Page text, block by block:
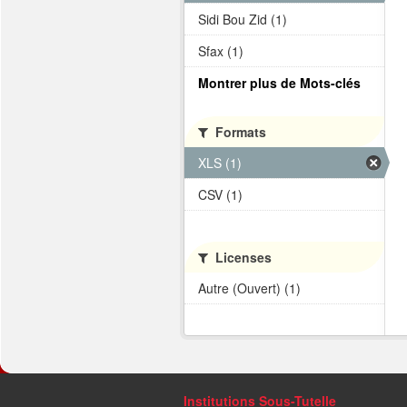
Sidi Bou Zid (1)
Sfax (1)
Montrer plus de Mots-clés
Formats
XLS (1)
CSV (1)
Licenses
Autre (Ouvert) (1)
Institutions Sous-Tutelle